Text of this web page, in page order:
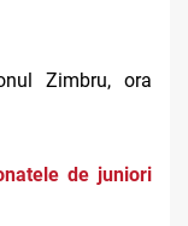
Zimbru, ora
de juniori